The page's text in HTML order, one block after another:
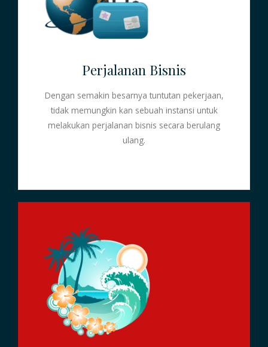
Perjalanan Bisnis
Dengan semakin besarnya tuntutan pekerjaan,
tidak memungkin kan sebuah instansi untuk
melakukan perjalanan bisnis secara berulang
ulang.